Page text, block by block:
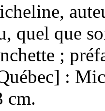
quel que
;
:
cm.